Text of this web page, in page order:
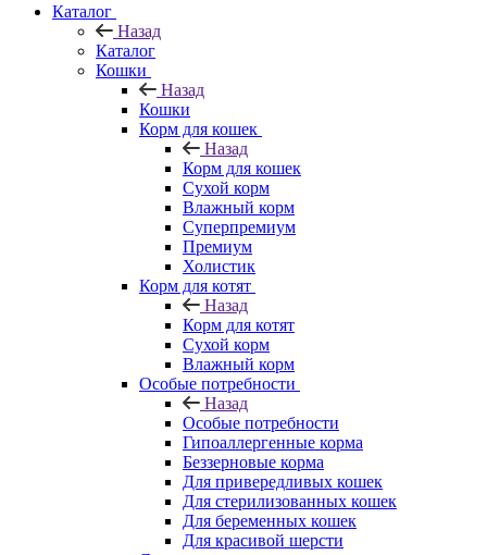
Каталог
Назад
Каталог
Кошки
Назад
Кошки
Корм для кошек
Назад
Корм для кошек
Сухой корм
Влажный корм
Суперпремиум
Премиум
Холистик
Корм для котят
Назад
Корм для котят
Сухой корм
Влажный корм
Особые потребности
Назад
Особые потребности
Гипоаллергенные корма
Беззерновые корма
Для привередливых кошек
Для стерилизованных кошек
Для беременных кошек
Для красивой шерсти